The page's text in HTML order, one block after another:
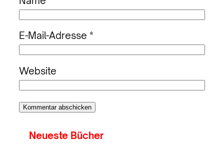
E-Mail-Adresse *
Website
Neueste Bücher